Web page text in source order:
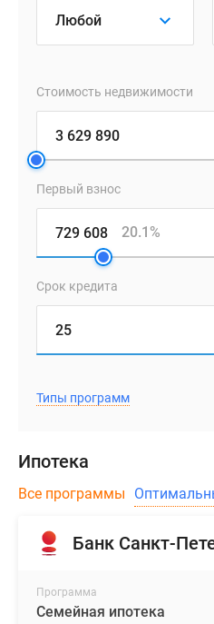
Стоимость недвижимости
Первый взнос
20.1%
Срок кредита
Типы программ
Ипотека
Все программы
Банк Санкт-
Программа
Семейная ипотека